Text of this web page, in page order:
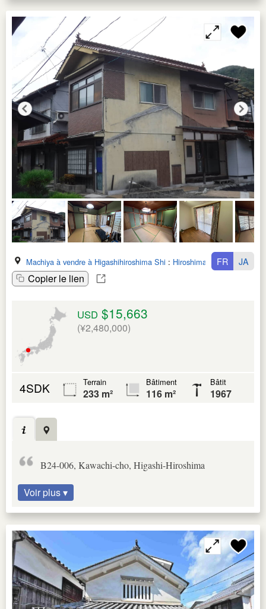
Machiya à vendre à Higashihiroshima Shi : Hiroshima Ken
Copier le lien
FR JA
USD $15,663
(¥2,480,000)
4SDK Terrain
233 m²
Bâtiment
116 m²
Bâtit
1967
B24-006, Kawachi-cho, Higashi-Hiroshima
Voir plus ▾